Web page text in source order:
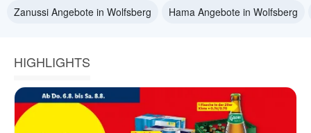
Zanussi Angebote in Wolfsberg
Hama Angebote in Wolfsberg
HIGHLIGHTS